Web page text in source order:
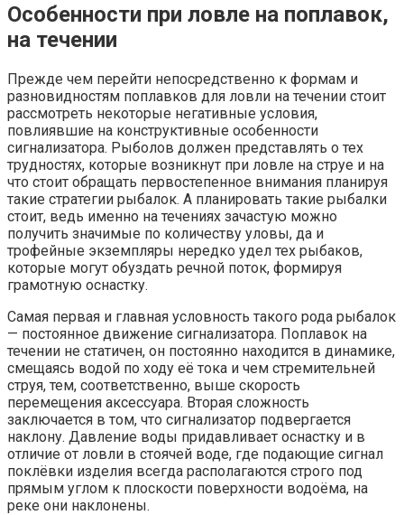
Особенности при ловле на поплавок,
на течении
Прежде чем перейти непосредственно к формам и
разновидностям поплавков для ловли на течении стоит
рассмотреть некоторые негативные условия,
повлиявшие на конструктивные особенности
сигнализатора. Рыболов должен представлять о тех
трудностях, которые возникнут при ловле на струе и на
что стоит обращать первостепенное внимания планируя
такие стратегии рыбалок. А планировать такие рыбалки
стоит, ведь именно на течениях зачастую можно
получить значимые по количеству уловы, да и
трофейные экземпляры нередко удел тех рыбаков,
которые могут обуздать речной поток, формируя
грамотную оснастку.
Самая первая и главная условность такого рода рыбалок
— постоянное движение сигнализатора. Поплавок на
течении не статичен, он постоянно находится в динамике,
смещаясь водой по ходу её тока и чем стремительней
струя, тем, соответственно, выше скорость
перемещения аксессуара. Вторая сложность
заключается в том, что сигнализатор подвергается
наклону. Давление воды придавливает оснастку и в
отличие от ловли в стоячей воде, где подающие сигнал
поклёвки изделия всегда располагаются строго под
прямым углом к плоскости поверхности водоёма, на
реке они наклонены.